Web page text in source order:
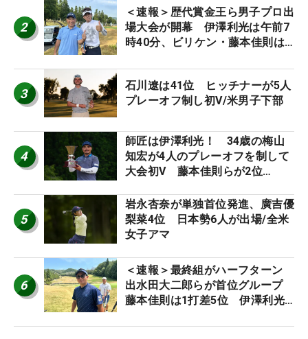
2
＜速報＞歴代賞金王ら男子プロ出
場大会が開幕 伊澤利光は午前7
時40分、ビリケン・藤本佳則は
STAGE JOYX OPEN】
3
石川遼は41位 ヒッチナーが5人
プレーオフ制し初V/米男子下部
4
師匠は伊澤利光！ 34歳の梅山
知宏が4人のプレーオフを制して
大会初V 藤本佳則らが2位
5
岩永杏奈が単独首位発進、廣吉優
梨菜4位 日本勢6人が出場/全米
女子アマ
6
＜速報＞最終組がハーフターン
出水田大二郎らが首位グループ
藤本佳則は1打差5位 伊澤利光
JOYX OPEN】